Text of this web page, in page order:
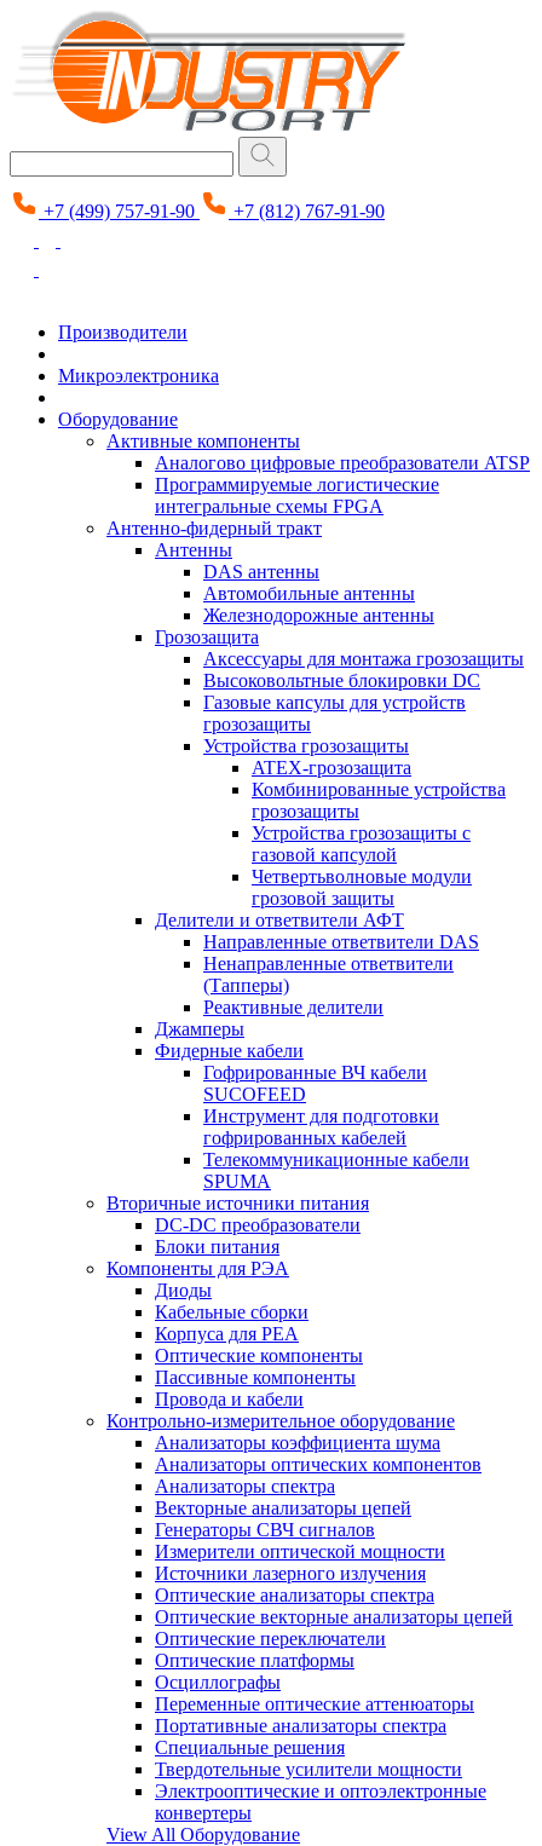
+7 (499) 757-91-90 +7 (812) 767-91-90
Производители
Микроэлектроника
Оборудование
Активные компоненты
Аналогово цифровые преобразователи ATSP
Программируемые логистические
интегральные схемы FPGA
Антенно-фидерный тракт
Антенны
DAS антенны
Автомобильные антенны
Железнодорожные антенны
Грозозащита
Аксессуары для монтажа грозозащиты
Высоковольтные блокировки DC
Газовые капсулы для устройств
грозозащиты
Устройства грозозащиты
ATEX-грозозащита
Комбинированные устройства
грозозащиты
Устройства грозозащиты с
газовой капсулой
Четвертьволновые модули
грозовой защиты
Делители и ответвители АФТ
Направленные ответвители DAS
Ненаправленные ответвители
(Тапперы)
Реактивные делители
Джамперы
Фидерные кабели
Гофрированные ВЧ кабели
SUCOFEED
Инструмент для подготовки
гофрированных кабелей
Телекоммуникационные кабели
SPUMA
Вторичные источники питания
DC-DC преобразователи
Блоки питания
Компоненты для РЭА
Диоды
Кабельные сборки
Корпуса для РЕА
Оптические компоненты
Пассивные компоненты
Провода и кабели
Контрольно-измерительное оборудование
Анализаторы коэффициента шума
Анализаторы оптических компонентов
Анализаторы спектра
Векторные анализаторы цепей
Генераторы СВЧ сигналов
Измерители оптической мощности
Источники лазерного излучения
Оптические анализаторы спектра
Оптические векторные анализаторы цепей
Оптические переключатели
Оптические платформы
Осциллографы
Переменные оптические аттенюаторы
Портативные анализаторы спектра
Специальные решения
Твердотельные усилители мощности
Электрооптические и оптоэлектронные
конвертеры
View All Оборудование